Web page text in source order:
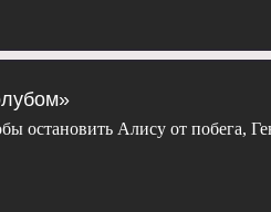
остановить Алису от побега,